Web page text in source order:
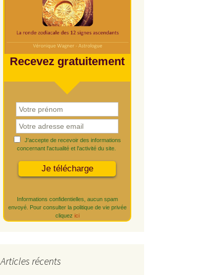
Recevez gratuitement
J'accepte de recevoir des informations
concernant l'actualité et l'activité du site.
Informations confidentielles, aucun spam
envoyé. Pour consulter la politique de vie privée
cliquez ici
Articles récents